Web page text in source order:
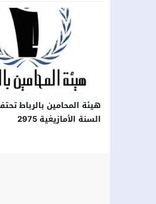
هيئة المحامين بالرباط
السنة الأمازيغية 2975